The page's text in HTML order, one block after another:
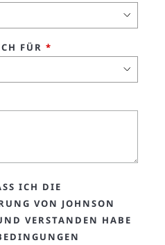
FÜR *
ICH DIE
VON JOHNSON
VERSTANDEN HABE